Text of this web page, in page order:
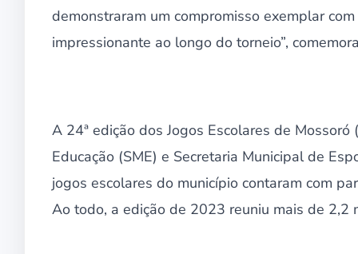
demonstraram um compromisso exemplar
impressionante ao longo do torneio”,
A 24ª edição dos Jogos Escolares de
Educação (SME) e Secretaria Municipal de
jogos escolares do município contaram com
Ao todo, a edição de 2023 reuniu mais de